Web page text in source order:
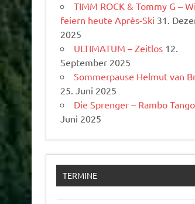
TIMM ROCK & Tommy G –
feiern heute Après-Ski 31.
2025
ULTIMATUM – Zeitlos 12.
September 2025
Sommerpause Helmut van
25. Juni 2025
Die Sprenger – Rambo Tango
Juni 2025
TERMINE